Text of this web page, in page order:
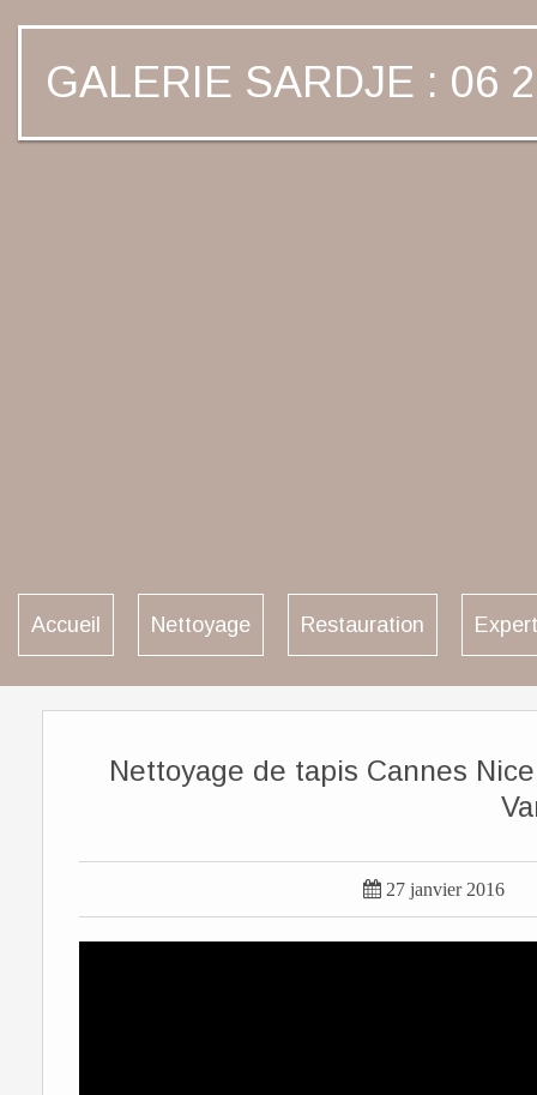
GALERIE SARDJE : 06
Accueil Nettoyage Restauration
Nettoyage de tapis Cannes
 27 janvier 2016